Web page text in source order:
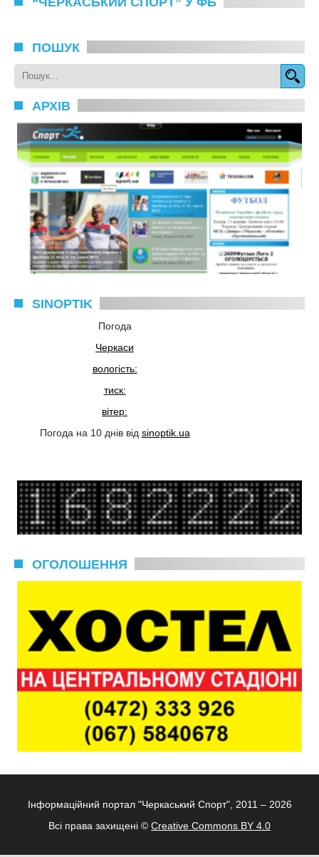
ПОШУК
АРХІВ
SINOPTIK
Погода
Черкаси
вологість:
тиск:
вітер:
Погода на 10 днів від sinoptik.ua
ОГОЛОШЕННЯ
Інформаційний портал "Черкаський Спорт", 2011 – 2026
Всі права захищені © Creative Commons BY 4.0